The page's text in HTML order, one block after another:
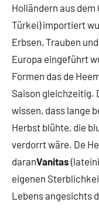
Holländern aus dem
Türkei) importiert
Erbsen, Trauben
Europa eingeführt
Formen das de
Saison gleichzeitig.
wissen, dass lange
Herbst blühte, die
verdorrt wäre. De
daranVanitas
eigenen
Lebens angesichts